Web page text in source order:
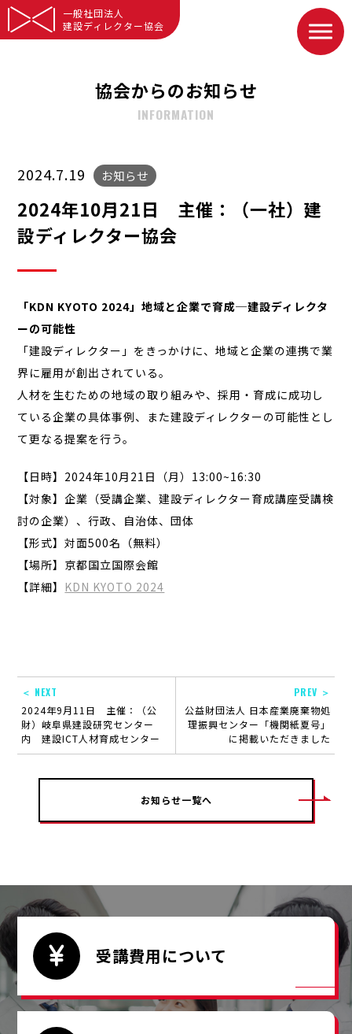
一般社団法人
建設ディレクター協会
協会からのお知らせ
INFORMATION
2024.7.19 お知らせ
2024年10月21日 主催：（一社）建
設ディレクター協会
「KDN KYOTO 2024」地域と企業で育成─建設ディレクタ
ーの可能性
「建設ディレクター」をきっかけに、地域と企業の連携で業
界に雇用が創出されている。
人材を生むための地域の取り組みや、採用・育成に成功し
ている企業の具体事例、また建設ディレクターの可能性とし
て更なる提案を行う。
【日時】2024年10月21日（月）13:00~16:30
【対象】企業（受講企業、建設ディレクター育成講座受講検
討の企業）、行政、自治体、団体
【形式】対面500名（無料）
【場所】京都国立国際会館
【詳細】 KDN KYOTO 2024
＜ NEXT
2024年9月11日 主催：（公
財）岐阜県建設研究センター
内 建設ICT人材育成センター
PREV ＞
公益財団法人 日本産業廃棄物処
理振興センター「機関紙夏号」
に掲載いただきました
お知らせ一覧へ
受講費用について